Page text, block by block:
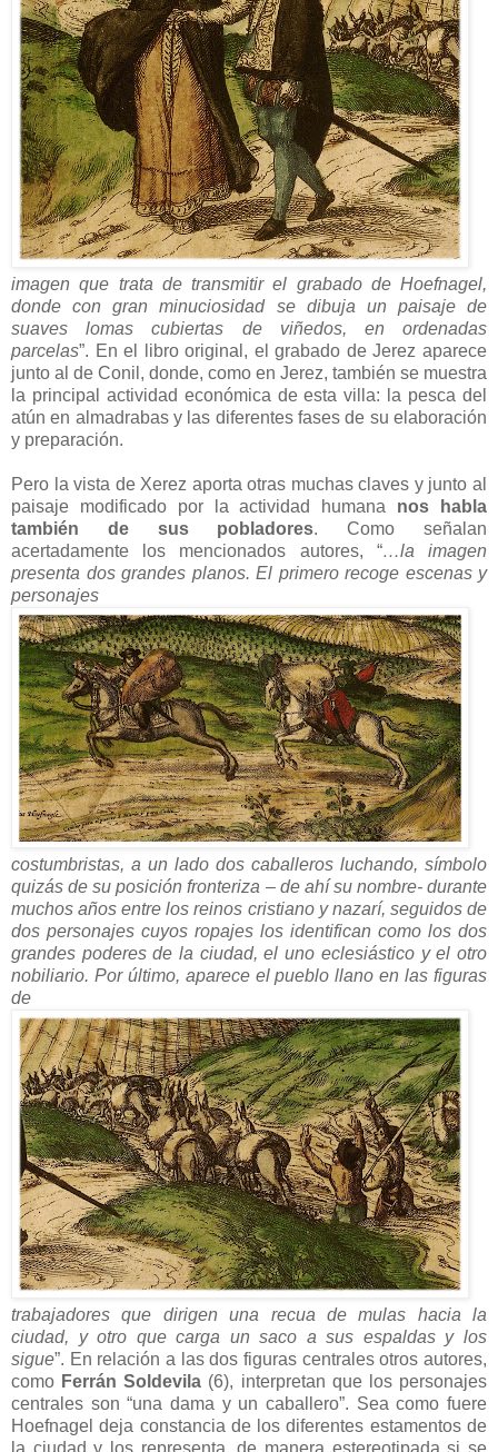
imagen que trata de transmitir el grabado de Hoefnagel,
donde con gran minuciosidad se dibuja un paisaje de
suaves lomas cubiertas de viñedos, en ordenadas
parcelas”. En el libro original, el grabado de Jerez aparece
junto al de Conil, donde, como en Jerez, también se muestra
la principal actividad económica de esta villa: la pesca del
atún en almadrabas y las diferentes fases de su elaboración
y preparación.
Pero la vista de Xerez aporta otras muchas claves y junto al
paisaje modificado por la actividad humana nos habla
también de sus pobladores. Como señalan
acertadamente los mencionados autores, “…la imagen
presenta dos grandes planos. El primero recoge escenas y
personajes
costumbristas, a un lado dos caballeros luchando, símbolo
quizás de su posición fronteriza – de ahí su nombre- durante
muchos años entre los reinos cristiano y nazarí, seguidos de
dos personajes cuyos ropajes los identifican como los dos
grandes poderes de la ciudad, el uno eclesiástico y el otro
nobiliario. Por último, aparece el pueblo llano en las figuras
de
trabajadores que dirigen una recua de mulas hacia la
ciudad, y otro que carga un saco a sus espaldas y los
sigue”. En relación a las dos figuras centrales otros autores,
como Ferrán Soldevila (6), interpretan que los personajes
centrales son “una dama y un caballero”. Sea como fuere
Hoefnagel deja constancia de los diferentes estamentos de
la ciudad y los representa, de manera estereotipada si se